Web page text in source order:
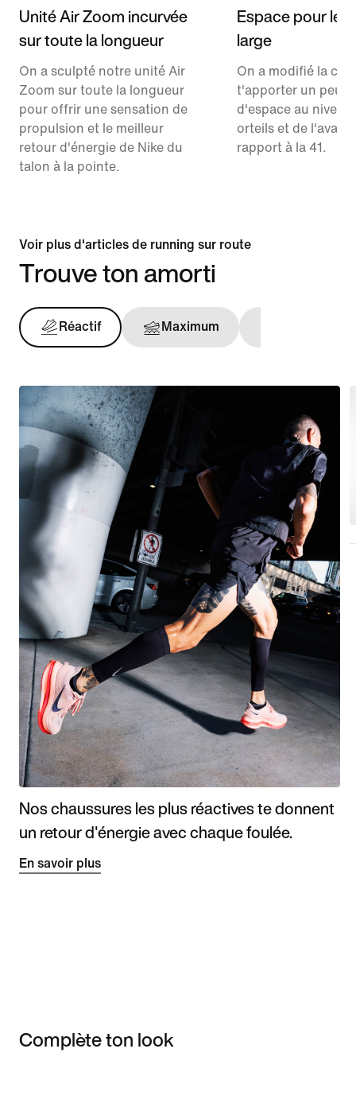
Unité Air Zoom incurvée
sur toute la longueur
On a sculpté notre unité Air
Zoom sur toute la longueur
pour offrir une sensation de
propulsion et le meilleur
retour d'énergie de Nike du
talon à la pointe.
Espace pour les
large
On a modifié la
t'apporter un peu
d'espace au niveau
orteils et de
rapport à la 41.
Voir plus d'articles de running sur route
Trouve ton amorti
Réactif Maximum
Nos chaussures les plus réactives te donnent
un retour d'énergie avec chaque foulée.
En savoir plus
Complète ton look